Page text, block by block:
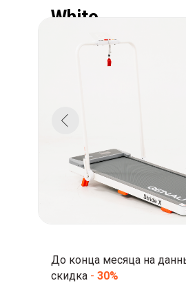
White
До конца месяца на
скидка - 30%